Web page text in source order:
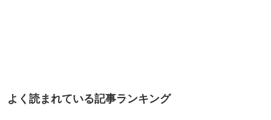
よく読まれている記事ランキング